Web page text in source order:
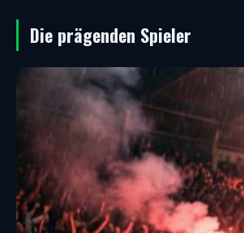
Die prägenden Spieler